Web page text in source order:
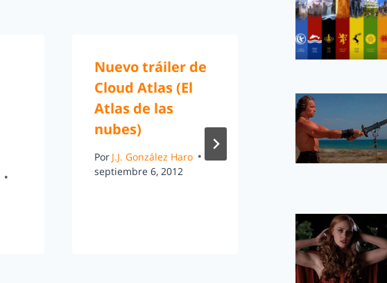
Nuevo tráiler de
Cloud Atlas (El
Atlas de las
nubes)
Por J.J. González Haro
septiembre 6, 2012
tráiler de la 4ª
temporada
Por J.J. González Haro